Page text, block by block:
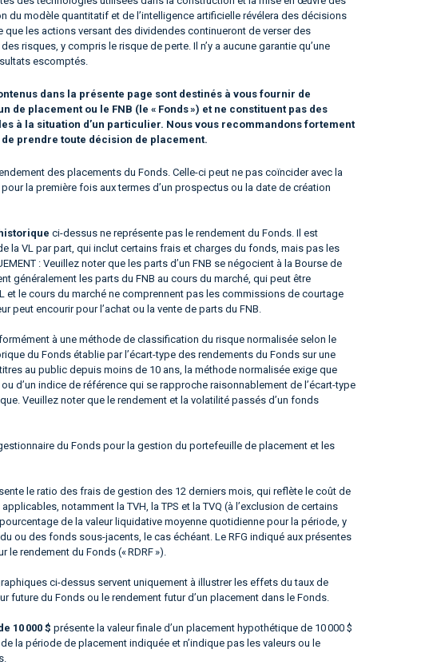
du modèle quantitatif et de l’intelligence artificielle révélera des décisions
que les actions versant des dividendes continueront de verser des
risques, y compris le risque de perte. Il n’y a aucune garantie qu’une
escomptés.
dans la présente page sont destinés à vous fournir de
de placement ou le FNB (le « Fonds ») et ne constituent pas des
à la situation d’un particulier. Nous vous recommandons fortement
prendre toute décision de placement.
des placements du Fonds. Celle-ci peut ne pas coïncider avec la
la première fois aux termes d’un prospectus ou la date de création
ci-dessus ne représente pas le rendement du Fonds. Il est
la VL par part, qui inclut certains frais et charges du fonds, mais pas les
: Veuillez noter que les parts d’un FNB se négocient à la Bourse de
généralement les parts du FNB au cours du marché, qui peut être
et le cours du marché ne comprennent pas les commissions de courtage
peut encourir pour l’achat ou la vente de parts du FNB.
à une méthode de classification du risque normalisée selon le
du Fonds établie par l’écart-type des rendements du Fonds sur une
au public depuis moins de 10 ans, la méthode normalisée exige que
d’un indice de référence qui se rapproche raisonnablement de l’écart-type
Veuillez noter que le rendement et la volatilité passés d’un fonds
du Fonds pour la gestion du portefeuille de placement et les
le ratio des frais de gestion des 12 derniers mois, qui reflète le coût de
notamment la TVH, la TPS et la TVQ (à l’exclusion de certains
de la valeur liquidative moyenne quotidienne pour la période, y
ou des fonds sous-jacents, le cas échéant. Le RFG indiqué aux présentes
rendement du Fonds (« RDRF »).
ci-dessus servent uniquement à illustrer les effets du taux de
future du Fonds ou le rendement futur d’un placement dans le Fonds.
10 000 $ présente la valeur finale d’un placement hypothétique de 10 000 $
la période de placement indiquée et n’indique pas les valeurs ou le